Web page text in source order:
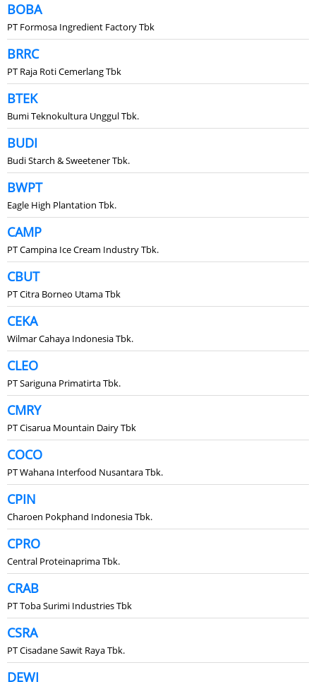
BOBA
PT Formosa Ingredient Factory Tbk
BRRC
PT Raja Roti Cemerlang Tbk
BTEK
Bumi Teknokultura Unggul Tbk.
BUDI
Budi Starch & Sweetener Tbk.
BWPT
Eagle High Plantation Tbk.
CAMP
PT Campina Ice Cream Industry Tbk.
CBUT
PT Citra Borneo Utama Tbk
CEKA
Wilmar Cahaya Indonesia Tbk.
CLEO
PT Sariguna Primatirta Tbk.
CMRY
PT Cisarua Mountain Dairy Tbk
COCO
PT Wahana Interfood Nusantara Tbk.
CPIN
Charoen Pokphand Indonesia Tbk.
CPRO
Central Proteinaprima Tbk.
CRAB
PT Toba Surimi Industries Tbk
CSRA
PT Cisadane Sawit Raya Tbk.
DEWI